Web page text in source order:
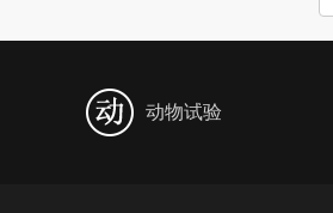
动物试验